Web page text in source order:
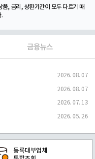
, 금리, 상환기간이 모두 다르기 때
.
금융뉴스
2026. 08. 07
2026. 08. 07
2026. 07. 13
2026. 05. 26
등록대부업체